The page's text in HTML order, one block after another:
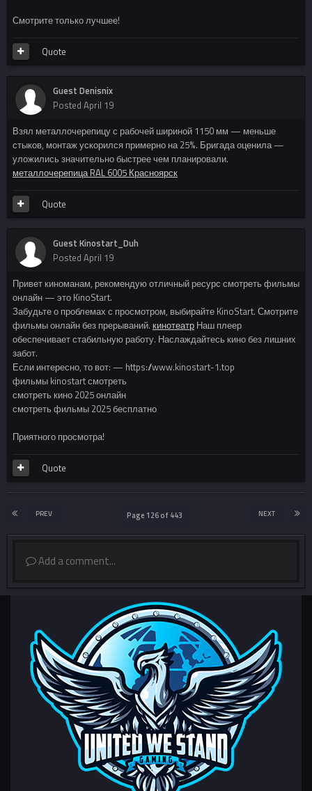
Смотрите только лучшее!
Quote
Guest Denisnix
Posted April 19
Взял металлочерепицу с рабочей шириной 1150 мм — меньше
стыков, монтаж ускорился примерно на 25%. Бригада оценила —
уложились значительно быстрее чем планировали.
металлочерепица RAL 6005 Красноярск
Quote
Guest Kinostart_Duh
Posted April 19
Привет киноманам, рекомендую отличный ресурс смотреть фильмы
онлайн — это KinoStart.
Забудьте о проблемах с просмотром, выбирайте KinoStart. Смотрите
фильмы онлайн без прерываний. кинотеатр Наш плеер
обеспечивает стабильную работу. Наслаждайтесь кино без лишних
забот.
Если интересно, то вот: — https://www.kinostart-1.top
фильмы kinostart смотреть
смотреть кино 2025 онлайн
смотреть фильмы 2025 бесплатно
Приятного просмотра!
Quote
PREV NEXT
Page 126 of 443
Add a comment...